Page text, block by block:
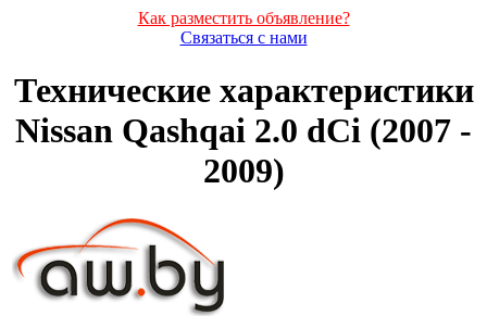
Как разместить объявление?
Связаться с нами
Технические характеристики
Nissan Qashqai 2.0 dCi (2007 -
2009)